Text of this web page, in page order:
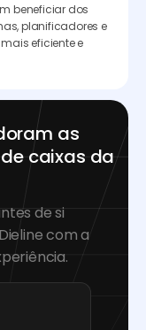
beneficiar dos
planificadores e
eficiente e
as
caixas da
de si
com a